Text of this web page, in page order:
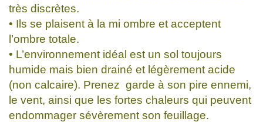
très discrètes.
• Ils se plaisent à la mi ombre et acceptent
l’ombre totale.
• L’environnement idéal est un sol toujours
humide mais bien drainé et légèrement acide
(non calcaire). Prenez garde à son pire ennemi,
le vent, ainsi que les fortes chaleurs qui peuvent
endommager sévèrement son feuillage.